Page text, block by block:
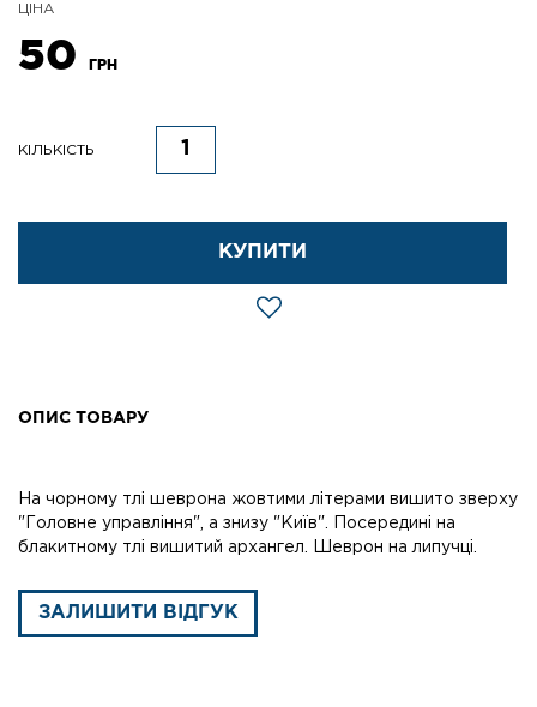
ЦІНА
50 ГРН
КІЛЬКІСТЬ
КУПИТИ
ОПИС ТОВАРУ
На чорному тлі шеврона жовтими літерами вишито зверху
"Головне управління", а знизу "Київ". Посередині на
блакитному тлі вишитий архангел. Шеврон на липучці.
ЗАЛИШИТИ ВІДГУК